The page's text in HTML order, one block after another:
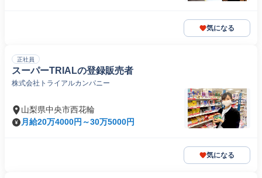
気になる
正社員
スーパーTRIALの登録販売者
株式会社トライアルカンパニー
山梨県中央市西花輪
月給20万4000円～30万5000円
気になる